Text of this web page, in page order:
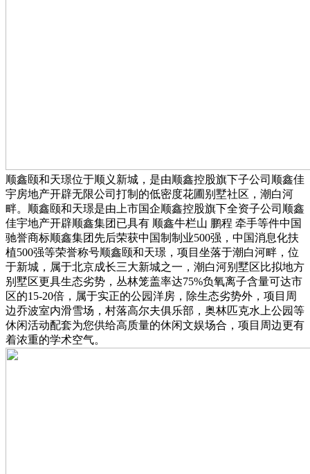
顺鑫颐和天璟位于顺义新城，是由顺鑫控股旗下子公司顺鑫佳
宇房地产开辟无限公司打制的低密度花圃别墅社区，潮白河
畔。顺鑫颐和天璟是由上市国企顺鑫控股旗下全资子公司顺鑫
佳宇地产开辟顺鑫集团已具有 顺鑫牛栏山 鹏程 牵手等件中国
驰誉商标顺鑫集团先后荣获中国制制业500强，中国消息化扶
植500强等荣誉称号顺鑫颐和天璟，项目坐落于潮白河畔，位
于新城，属于北京成长三大新城之一，潮白河别墅区比拟地方
别墅区更具生态劣势，丛林笼盖率达75%负氧离子含量可达市
区的15-20倍，属于实正的公园洋房，除生态劣势外，项目周
边乔波室内滑雪场，村落高尔夫俱乐部，奥林匹克水上公园等
休闲活动配套为您供给高质量的休闲文娱场合，项目周边更有
着浓重的学术空气。